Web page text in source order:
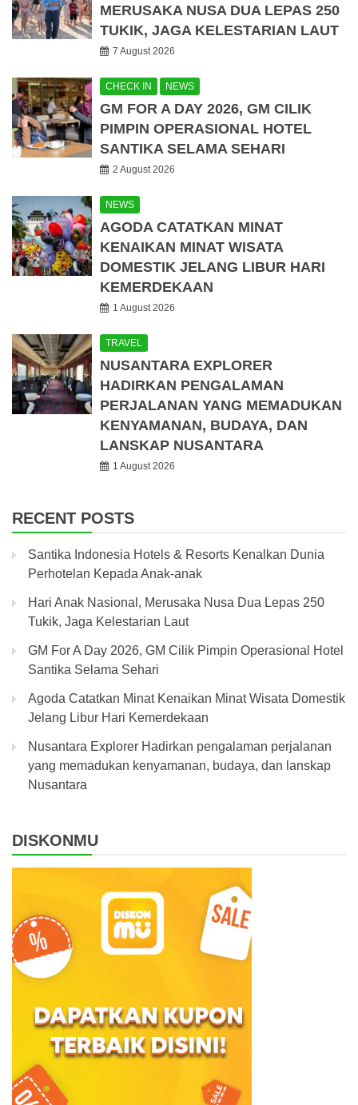
MERUSAKA NUSA DUA LEPAS 250
TUKIK, JAGA KELESTARIAN LAUT
7 August 2026
CHECK IN NEWS
GM FOR A DAY 2026, GM CILIK
PIMPIN OPERASIONAL HOTEL
SANTIKA SELAMA SEHARI
2 August 2026
NEWS
AGODA CATATKAN MINAT
KENAIKAN MINAT WISATA
DOMESTIK JELANG LIBUR HARI
KEMERDEKAAN
1 August 2026
TRAVEL
NUSANTARA EXPLORER
HADIRKAN PENGALAMAN
PERJALANAN YANG MEMADUKAN
KENYAMANAN, BUDAYA, DAN
LANSKAP NUSANTARA
1 August 2026
RECENT POSTS
Santika Indonesia Hotels & Resorts Kenalkan Dunia
Perhotelan Kepada Anak-anak
Hari Anak Nasional, Merusaka Nusa Dua Lepas 250
Tukik, Jaga Kelestarian Laut
GM For A Day 2026, GM Cilik Pimpin Operasional Hotel
Santika Selama Sehari
Agoda Catatkan Minat Kenaikan Minat Wisata Domestik
Jelang Libur Hari Kemerdekaan
Nusantara Explorer Hadirkan pengalaman perjalanan
yang memadukan kenyamanan, budaya, dan lanskap
Nusantara
DISKONMU